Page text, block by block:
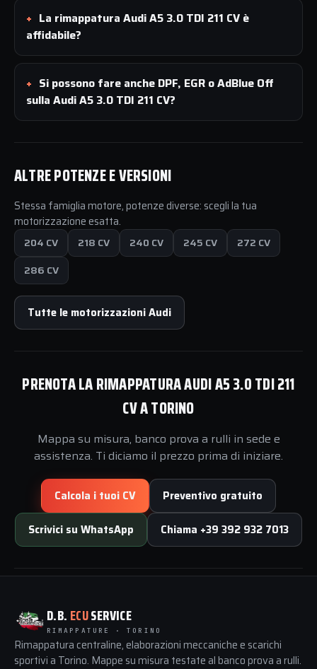
La rimappatura Audi A5 3.0 TDI 211 CV è
affidabile?
Si possono fare anche DPF, EGR o AdBlue Off
sulla Audi A5 3.0 TDI 211 CV?
ALTRE POTENZE E VERSIONI
Stessa famiglia motore, potenze diverse: scegli la tua
motorizzazione esatta.
204 CV
218 CV 240 CV 245 CV
272 CV
286 CV
Tutte le motorizzazioni Audi
PRENOTA LA RIMAPPATURA AUDI A5 3.0 TDI 211
CV A TORINO
Mappa su misura, banco prova a rulli in sede e
assistenza. Ti diciamo il prezzo prima di iniziare.
Calcola i tuoi CV Preventivo gratuito
Scrivici su WhatsApp Chiama +39 392 932 7013
D.B. ECUSERVICE
RIMAPPATURE · TORINO
Rimappatura centraline, elaborazioni meccaniche e scarichi
sportivi a Torino. Mappe su misura testate al banco prova a rulli.